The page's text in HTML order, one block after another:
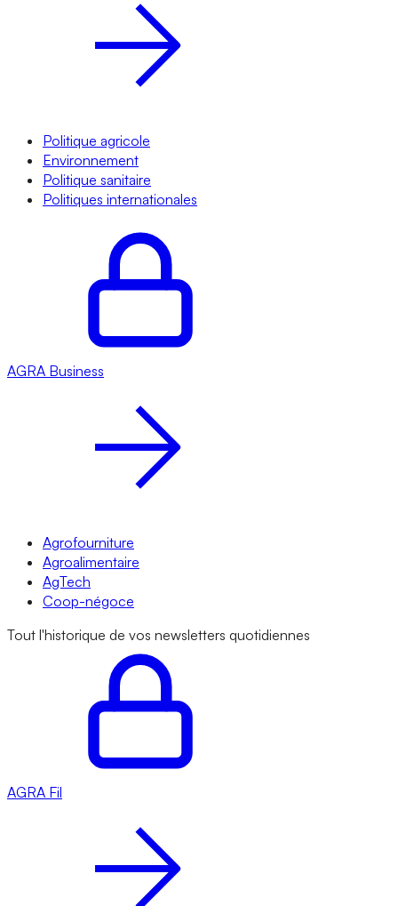
Politique agricole
Environnement
Politique sanitaire
Politiques internationales
AGRA Business
Agrofourniture
Agroalimentaire
AgTech
Coop-négoce
Tout l'historique de vos newsletters quotidiennes
AGRA Fil